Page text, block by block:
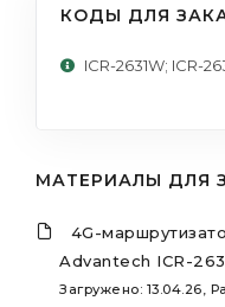
КОДЫ ДЛЯ
ICR-2631W; ICR-
МАТЕРИАЛЫ ДЛЯ
4G-
Advantech ICR-
Загружено: 13.04.26,